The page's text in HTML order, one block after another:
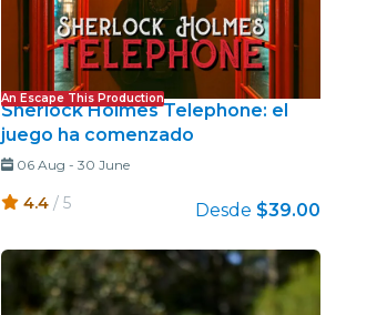
An Escape This Production
Sherlock Holmes Telephone: el
juego ha comenzado
06 Aug - 30 June
4.4 / 5 Desde $39.00